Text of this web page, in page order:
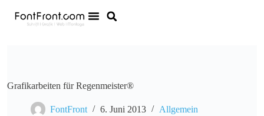
Grafikarbeiten für Regenmeister®
FontFront 6. Juni 2013 Allgemein